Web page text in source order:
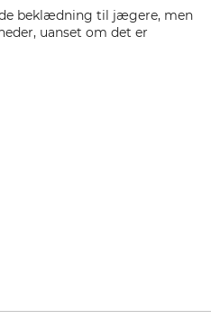
beklædning til jægere, men
uanset om det er